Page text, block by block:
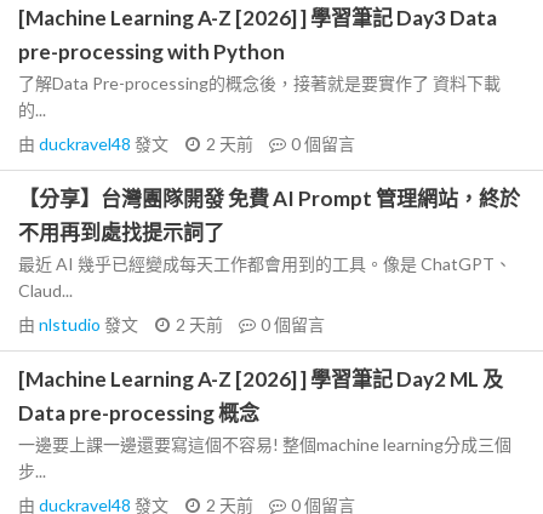
[Machine Learning A-Z [2026] ] 學習筆記 Day3 Data
pre-processing with Python
了解Data Pre-processing的概念後，接著就是要實作了 資料下載
的...
由 duckravel48 發文 2 天前 0個留言
【分享】台灣團隊開發 免費 AI Prompt 管理網站，終於
不用再到處找提示詞了
最近 AI 幾乎已經變成每天工作都會用到的工具。像是 ChatGPT、
Claud...
由 nlstudio 發文 2 天前 0個留言
[Machine Learning A-Z [2026] ] 學習筆記 Day2 ML 及
Data pre-processing 概念
一邊要上課一邊還要寫這個不容易! 整個machine learning分成三個
步...
由 duckravel48 發文 2 天前 0個留言